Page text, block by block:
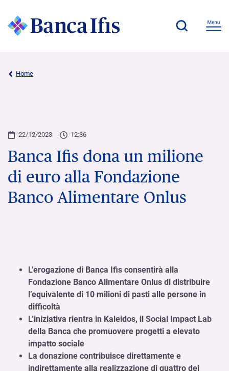
Home
22/12/2023 12:36
Banca Ifis dona un milione
di euro alla Fondazione
Banco Alimentare Onlus
L’erogazione di Banca Ifis consentirà alla
Fondazione Banco Alimentare Onlus di distribuire
l’equivalente di 10 milioni di pasti alle persone in
difficoltà
L’iniziativa rientra in Kaleidos, il Social Impact Lab
della Banca che promuovere progetti a elevato
impatto sociale
La donazione contribuisce direttamente e
indirettamente alla realizzazione di quattro dei